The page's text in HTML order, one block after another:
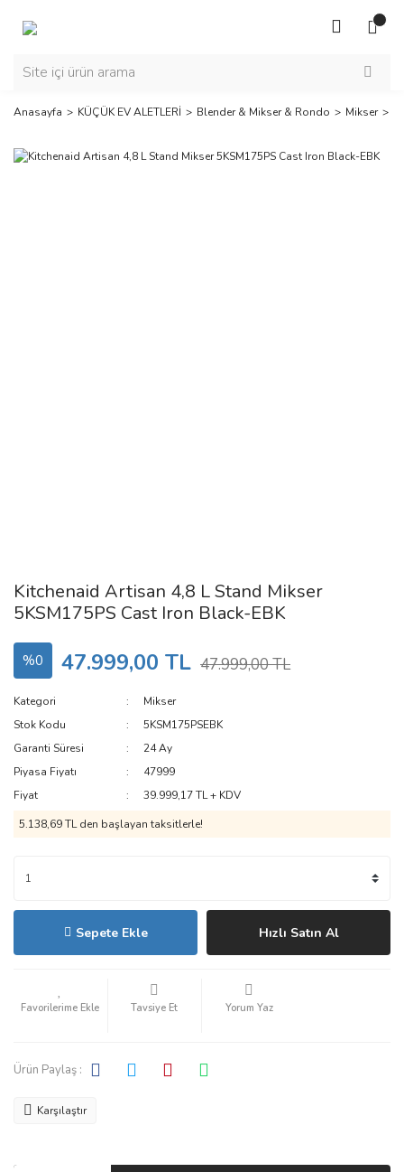
Anasayfa KÜÇÜK EV ALETLERİ Blender & Mikser & Rondo Mikser
Kitchenaid Artisan 4,8 L Stand Mikser
5KSM175PS Cast Iron Black-EBK
%0 47.999,00 TL 47.999,00 TL
Kategori
Mikser
Stok Kodu
5KSM175PSEBK
Garanti Süresi
24 Ay
Piyasa Fiyatı
47999
Fiyat
39.999,17 TL + KDV
5.138,69 TL den başlayan taksitlerle!
Sepete Ekle Hızlı Satın Al
Tavsiye Et Yorum Yaz
Ürün Paylaş :
Karşılaştır